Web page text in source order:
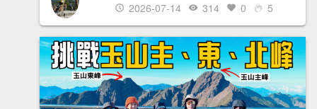
2026-07-14 314 0 5